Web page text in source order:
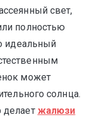
свет,
полностью
идеальный
может
солнца.
жалюзи